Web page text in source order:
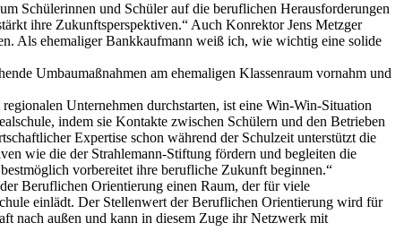
Schülerinnen und Schüler auf die beruflichen Herausforderungen
ihre Zukunftsperspektiven.“ Auch Konrektor Jens Metzger
Als ehemaliger Bankkaufmann weiß ich, wie wichtig eine solide
Umbaumaßnahmen am ehemaligen Klassenraum vornahm und
Unternehmen durchstarten, ist eine Win-Win-Situation
indem sie Kontakte zwischen Schülern und den Betrieben
Expertise schon während der Schulzeit unterstützt die
wie die der Strahlemann-Stiftung fördern und begleiten die
vorbereitet ihre berufliche Zukunft beginnen.“
Beruflichen Orientierung einen Raum, der für viele
einlädt. Der Stellenwert der Beruflichen Orientierung wird für
nach außen und kann in diesem Zuge ihr Netzwerk mit